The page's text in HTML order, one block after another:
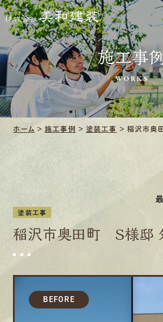
お家をきれいに
会社をきれいに
クリーニング
施工事例
募集要項
先輩インタビュー
施工事例
WORKS
ホーム >施工事例 >塗装工事 > 稲沢市奥
塗装工事
稲沢市奥田町 Ｓ様邸